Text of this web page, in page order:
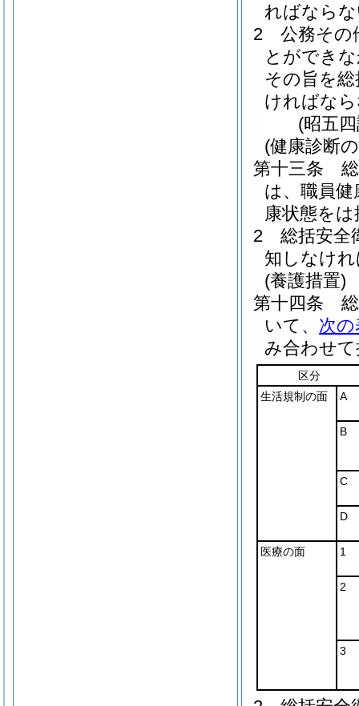
ればなら
2
公務その
とができ
その旨を
ければな
(昭五
(健康診断
第十三条
は、職員
康状態を
2
総括安全
知しなけ
(養護措置)
第十四条
いて、 次の
み合わせ
区分
生活規制の面
A
B
C
D
医療の面 1
2
3